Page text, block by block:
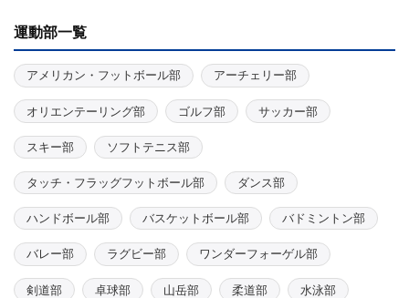
運動部一覧
アメリカン・フットボール部 アーチェリー部
オリエンテーリング部 ゴルフ部 サッカー部
スキー部 ソフトテニス部
タッチ・フラッグフットボール部 ダンス部
ハンドボール部 バスケットボール部 バドミントン部
バレー部 ラグビー部 ワンダーフォーゲル部
剣道部 卓球部 山岳部 柔道部 水泳部